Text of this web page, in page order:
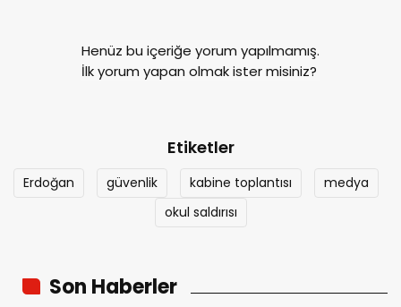
Henüz bu içeriğe yorum yapılmamış.
İlk yorum yapan olmak ister misiniz?
Etiketler
Erdoğan güvenlik kabine toplantısı
medya
okul saldırısı
Son Haberler